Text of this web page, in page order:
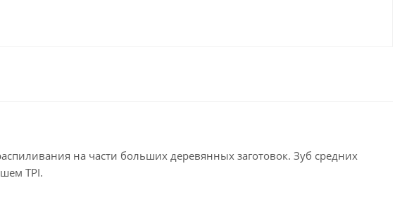
на части больших деревянных заготовок. Зуб средних
TPI.